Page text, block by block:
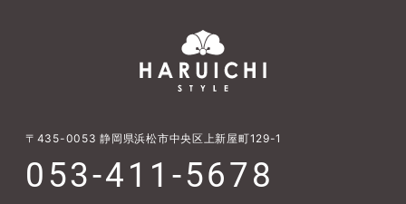
〒435-0053 静岡県浜松市中央区上新屋町129-1
053-411-5678